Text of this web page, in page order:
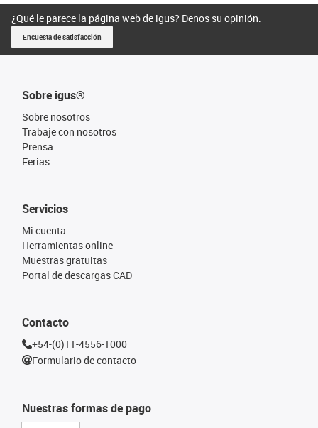
¿Qué le parece la página web de igus? Denos su opinión.
Encuesta de satisfacción
Sobre igus®
Sobre nosotros
Trabaje con nosotros
Prensa
Ferias
Nuestras formas de pago
Servicios
Mi cuenta
Herramientas online
Muestras gratuitas
Portal de descargas CAD
Contacto
+54-(0)11-4556-1000
Formulario de contacto